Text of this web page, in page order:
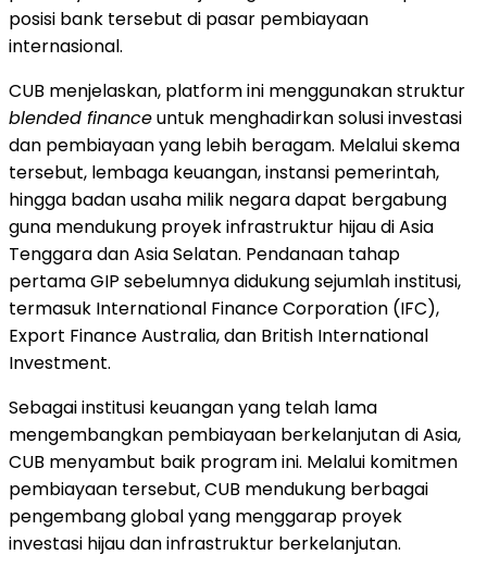
posisi bank tersebut di pasar pembiayaan
internasional.
CUB menjelaskan, platform ini menggunakan struktur
blended financeuntuk menghadirkan solusi investasi
dan pembiayaan yang lebih beragam. Melalui skema
tersebut, lembaga keuangan, instansi pemerintah,
hingga badan usaha milik negara dapat bergabung
guna mendukung proyek infrastruktur hijau di Asia
Tenggara dan Asia Selatan. Pendanaan tahap
pertama GIP sebelumnya didukung sejumlah institusi,
termasuk International Finance Corporation (IFC),
Export Finance Australia, dan British International
Investment.
Sebagai institusi keuangan yang telah lama
mengembangkan pembiayaan berkelanjutan di Asia,
CUB menyambut baik program ini. Melalui komitmen
pembiayaan tersebut, CUB mendukung berbagai
pengembang global yang menggarap proyek
investasi hijau dan infrastruktur berkelanjutan.